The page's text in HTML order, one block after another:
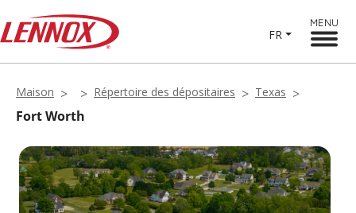
FR
MENU
Maison Répertoire des dépositaires Texas
Fort Worth